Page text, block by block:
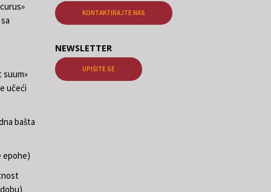
suum»
učeći
bašta
epohe)
KONTAKTIRAJTE NAS
NEWSLETTER
UPIŠITE SE